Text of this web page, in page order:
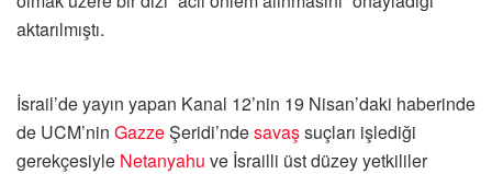
aktarılmıştı.
İsrail’de yayın yapan Kanal 12’nin 19 Nisan’daki haberinde
de UCM’nin GazzeŞeridi’ndesavaşsuçları işlediği
gerekçesiyle Netanyahu ve İsrailli üst düzey yetkililer